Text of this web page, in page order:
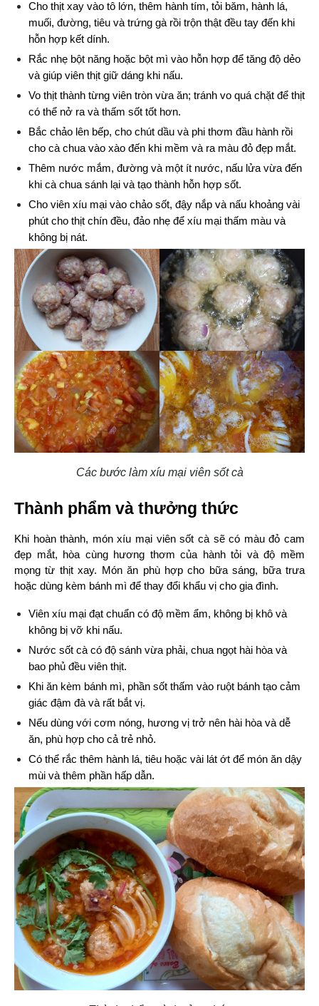
Cho thịt xay vào tô lớn, thêm hành tím, tỏi băm, hành lá,
muối, đường, tiêu và trứng gà rồi trộn thật đều tay đến khi
hỗn hợp kết dính.
Rắc nhẹ bột năng hoặc bột mì vào hỗn hợp để tăng độ dẻo
và giúp viên thịt giữ dáng khi nấu.
Vo thịt thành từng viên tròn vừa ăn; tránh vo quá chặt để thịt
có thể nở ra và thấm sốt tốt hơn.
Bắc chảo lên bếp, cho chút dầu và phi thơm đầu hành rồi
cho cà chua vào xào đến khi mềm và ra màu đỏ đẹp mắt.
Thêm nước mắm, đường và một ít nước, nấu lửa vừa đến
khi cà chua sánh lại và tạo thành hỗn hợp sốt.
Cho viên xíu mại vào chảo sốt, đậy nắp và nấu khoảng vài
phút cho thịt chín đều, đảo nhẹ để xíu mại thấm màu và
không bị nát.
Các bước làm xíu mại viên sốt cà
Thành phẩm và thưởng thức
Khi hoàn thành, món xíu mại viên sốt cà sẽ có màu đỏ cam
đẹp mắt, hòa cùng hương thơm của hành tỏi và độ mềm
mọng từ thịt xay. Món ăn phù hợp cho bữa sáng, bữa trưa
hoặc dùng kèm bánh mì để thay đổi khẩu vị cho gia đình.
Viên xíu mại đạt chuẩn có độ mềm ẩm, không bị khô và
không bị vỡ khi nấu.
Nước sốt cà có độ sánh vừa phải, chua ngọt hài hòa và
bao phủ đều viên thịt.
Khi ăn kèm bánh mì, phần sốt thấm vào ruột bánh tạo cảm
giác đậm đà và rất bắt vị.
Nếu dùng với cơm nóng, hương vị trở nên hài hòa và dễ
ăn, phù hợp cho cả trẻ nhỏ.
Có thể rắc thêm hành lá, tiêu hoặc vài lát ớt để món ăn dậy
mùi và thêm phần hấp dẫn.